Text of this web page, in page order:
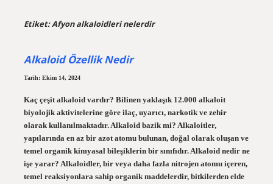
Etiket:Afyon alkaloidleri nelerdir
Alkaloid Özellik Nedir
Tarih: Ekim 14, 2024
Kaç çeşit alkaloid vardır? Bilinen yaklaşık 12.000 alkaloit
biyolojik aktivitelerine göre ilaç, uyarıcı, narkotik ve zehir
olarak kullanılmaktadır. Alkaloid bazik mi? Alkaloitler,
yapılarında en az bir azot atomu bulunan, doğal olarak oluşan ve
temel organik kimyasal bileşiklerin bir sınıfıdır. Alkaloid nedir ne
işe yarar? Alkaloidler, bir veya daha fazla nitrojen atomu içeren,
temel reaksiyonlara sahip organik maddelerdir, bitkilerden elde